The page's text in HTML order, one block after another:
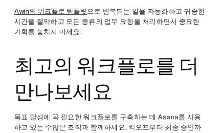
Awin의 워크플로 템플릿으로 반복되는 일을 자동화하고 귀중한
시간을 절약하고 모든 종류의 업무 요청을 처리하면서 중요한
기회를 놓치지 마세요.
최고의 워크플로를 더
만나보세요
목표 달성에 꼭 필요한 워크플로를 구축하는 데 Asana를 사용
하고 있는 수많은 조직과 함께하세요. 킥오프부터 최종 승인까